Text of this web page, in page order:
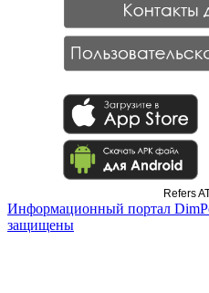
Refers
Информационный портал
защищены